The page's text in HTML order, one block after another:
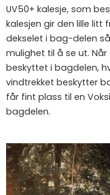
UV50+ kalesje, som
kalesjen gir den lille litt
dekselet i bag-delen
mulighet til å se ut.
beskyttet i bagdelen,
vindtrekket beskytter
får fint plass til en
bagdelen.